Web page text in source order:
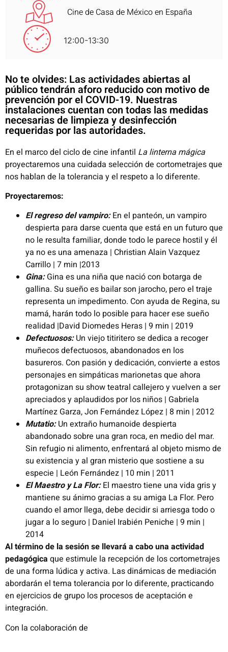
Cine de Casa de México en España
12:00-13:30
No te olvides: Las actividades abiertas al
público tendrán aforo reducido con motivo de
prevención por el COVID-19. Nuestras
instalaciones cuentan con todas las medidas
necesarias de limpieza y desinfección
requeridas por las autoridades.
En el marco del ciclo de cine infantil La linterna mágica
proyectaremos una cuidada selección de cortometrajes que
nos hablan de la tolerancia y el respeto a lo diferente.
Proyectaremos:
El regreso del vampiro:En el panteón, un vampiro
despierta para darse cuenta que está en un futuro que
no le resulta familiar, donde todo le parece hostil y él
ya no es una amenaza | Christian Alain Vazquez
Carrillo | 7 min |2013
Gina: Gina es una niña que nació con botarga de
gallina. Su sueño es bailar son jarocho, pero el traje
representa un impedimento. Con ayuda de Regina, su
mamá, harán todo lo posible para hacer ese sueño
realidad |David Diomedes Heras | 9 min | 2019
Defectuosos:Un viejo titiritero se dedica a recoger
muñecos defectuosos, abandonados en los
basureros. Con pasión y dedicación, convierte a estos
personajes en simpáticas marionetas que ahora
protagonizan su show teatral callejero y vuelven a ser
apreciados y aplaudidos por los niños | Gabriela
Martínez Garza, Jon Fernández López | 8 min | 2012
Mutatio:Un extraño humanoide despierta
abandonado sobre una gran roca, en medio del mar.
Sin refugio ni alimento, enfrentará al objeto mismo de
su existencia y al gran misterio que sostiene a su
especie | León Fernández | 10 min | 2011
El Maestro y La Flor:El maestro tiene una vida gris y
mantiene su ánimo gracias a su amiga La Flor. Pero
cuando el amor llega, debe decidir si arriesga todo o
jugar a lo seguro | Daniel Irabién Peniche | 9 min |
2014
Al término de la sesión se llevará a cabo una actividad
pedagógica que estimule la recepción de los cortometrajes
de una forma lúdica y activa. Las dinámicas de mediación
abordarán el tema tolerancia por lo diferente, practicando
en ejercicios de grupo los procesos de aceptación e
integración.
Con la colaboración de